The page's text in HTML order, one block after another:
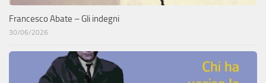
Francesco Abate – Gli indegni
30/06/2026